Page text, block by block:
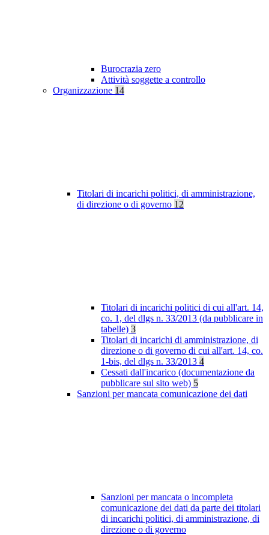
Burocrazia zero
Attività soggette a controllo
Organizzazione 14
Titolari di incarichi politici, di amministrazione,
di direzione o di governo 12
Titolari di incarichi politici di cui all'art. 14,
co. 1, del dlgs n. 33/2013 (da pubblicare in
tabelle) 3
Titolari di incarichi di amministrazione, di
direzione o di governo di cui all'art. 14, co.
1-bis, del dlgs n. 33/2013 4
Cessati dall'incarico (documentazione da
pubblicare sul sito web) 5
Sanzioni per mancata comunicazione dei dati
Sanzioni per mancata o incompleta
comunicazione dei dati da parte dei titolari
di incarichi politici, di amministrazione, di
direzione o di governo